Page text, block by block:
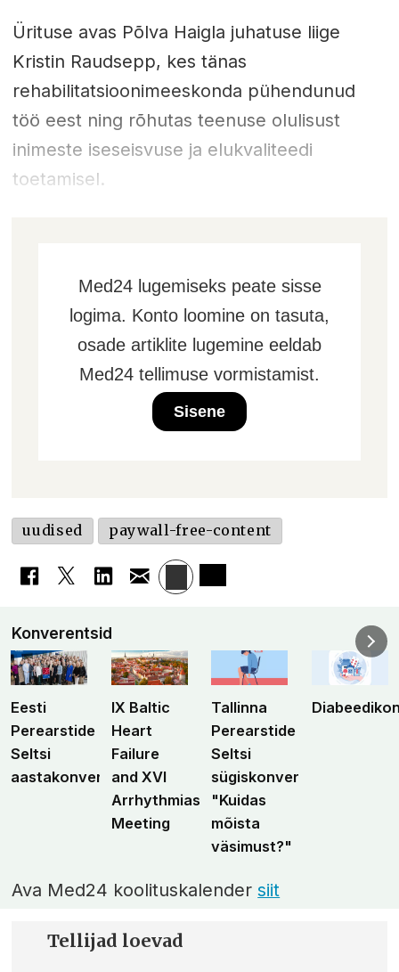
Ürituse avas Põlva Haigla juhatuse liige
Kristin Raudsepp, kes tänas
rehabilitatsioonimeeskonda pühendunud
töö eest ning rõhutas teenuse olulisust
inimeste iseseisvuse ja elukvaliteedi
toetamisel.
Med24 lugemiseks peate sisse
logima. Konto loomine on tasuta,
osade artiklite lugemine eeldab
Med24 tellimuse vormistamist.
Sisene
uudised paywall-free-content
Konverentsid
Eesti
Perearstide
Seltsi
aastakonverents
IX Baltic
Heart
Failure
and XVI
Arrhythmias
Meeting
Tallinna
Perearstide
Seltsi
sügiskonverents
"Kuidas
mõista
väsimust?"
Ava Med24 koolituskalendersiit
Tellijad loevad